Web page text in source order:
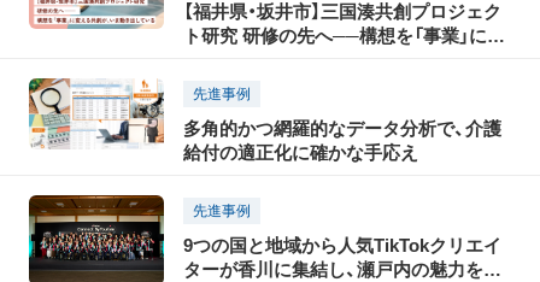
【福井県・坂井市】三国湊共創プロジェク
ト研究 研修の先へ──構想を「事業」に変
先進事例
多角的かつ網羅的なデータ分析で、介護
給付の適正化に確かな手応え
先進事例
9つの国と地域から人気TikTokクリエイ
ターが香川に集結し、瀬戸内の魅力を